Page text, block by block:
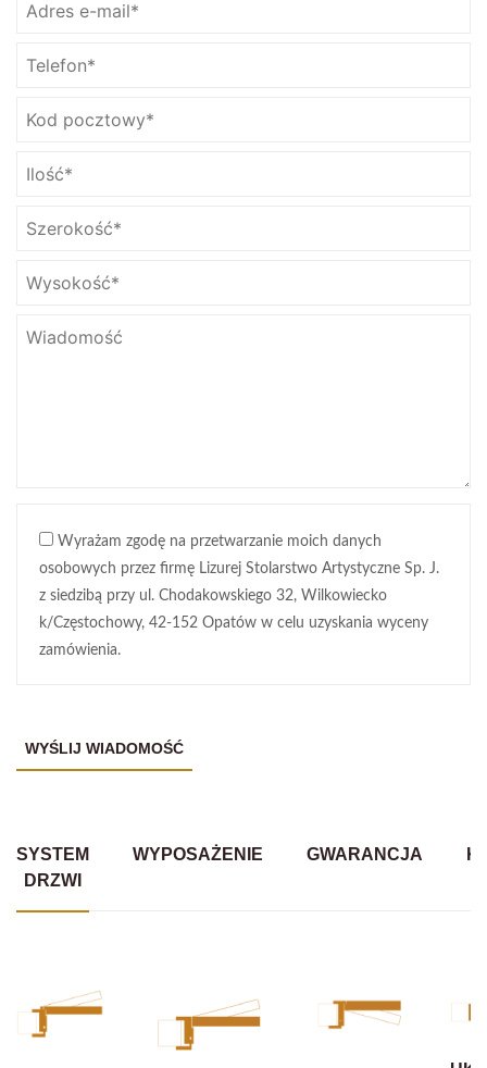
Wyrażam zgodę na przetwarzanie moich danych
osobowych przez firmę Lizurej Stolarstwo Artystyczne Sp. J.
z siedzibą przy ul. Chodakowskiego 32, Wilkowiecko
k/Częstochowy, 42-152 Opatów w celu uzyskania wyceny
zamówienia.
SYSTEM
DRZWI
WYPOSAŻENIE GWARANCJA